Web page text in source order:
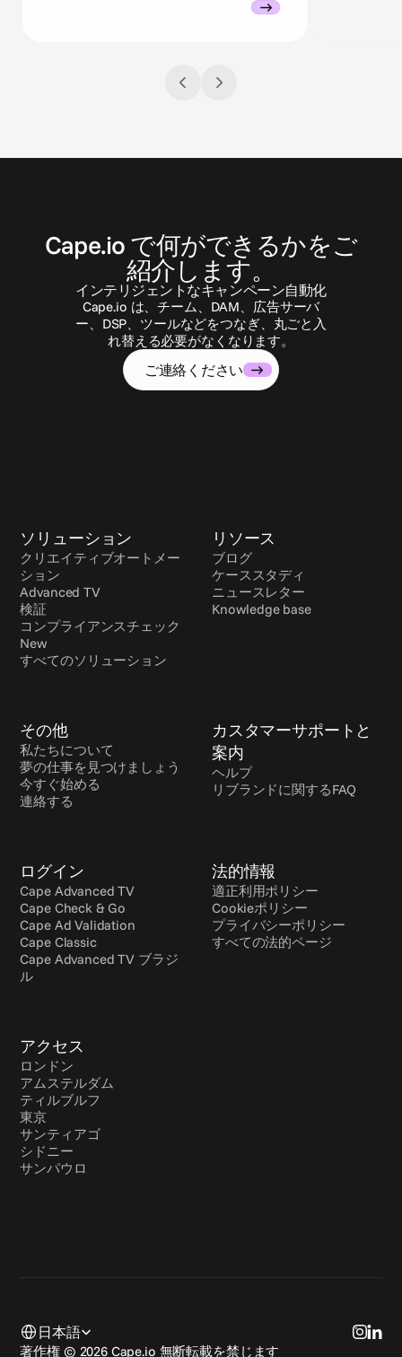
お問 い 合わ せ
Cape.io で何ができるかをご
紹介します。
インテリジェントなキャンペーン自動化
Cape.io は、チーム、DAM、広告サーバ
ー、DSP、ツールなどをつなぎ、丸ごと入
れ替える必要がなくなります。
ご連絡ください
ソリューション
クリエイティブオートメー
ション
Advanced TV
検証
コンプライアンスチェック
New
すべてのソリューション
リソース
ブログ
ケーススタディ
ニュースレター
Knowledge base
その他
私たちについて
夢の仕事を見つけましょう
今すぐ始める
連絡する
カスタマーサポートと
案内
ヘルプ
リブランドに関するFAQ
ログイン
Cape Advanced TV
Cape Check & Go
Cape Ad Validation
Cape Classic
Cape Advanced TV ブラジ
ル
法的情報
適正利用ポリシー
Cookieポリシー
プライバシーポリシー
すべての法的ページ
アクセス
ロンドン
アムステルダム
ティルブルフ
東京
サンティアゴ
シドニー
サンパウロ
著作権 © 2026 Cape.io 無断転載を禁じます
Select Language
日本語